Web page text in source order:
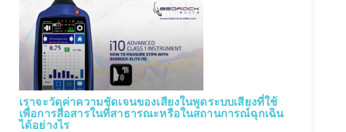
เราจะวัดค่าความชัดเจนของเสียงในพูดระบบเสียงที่ใช้
เพื่อการสื่อสารในที่สาธารณะหรือในสถานการณ์ฉุกเฉิน
ได้อย่างไร